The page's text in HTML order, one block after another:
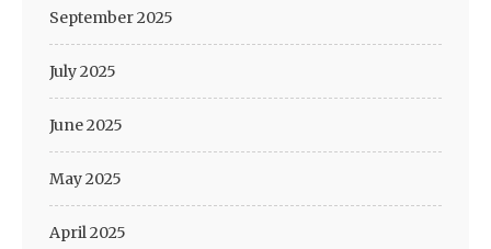
September 2025
July 2025
June 2025
May 2025
April 2025